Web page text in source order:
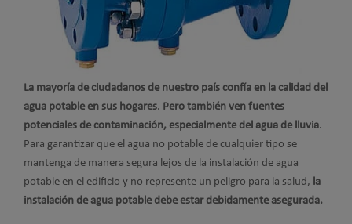
La mayoría de ciudadanos de nuestro país confía en la calidad del
agua potable en sus hogares. Pero también ven fuentes
potenciales de contaminación, especialmente del agua de lluvia.
Para garantizar que el agua no potable de cualquier tipo se
mantenga de manera segura lejos de la instalación de agua
potable en el edificio y no represente un peligro para la salud, la
instalación de agua potable debe estar debidamente asegurada.